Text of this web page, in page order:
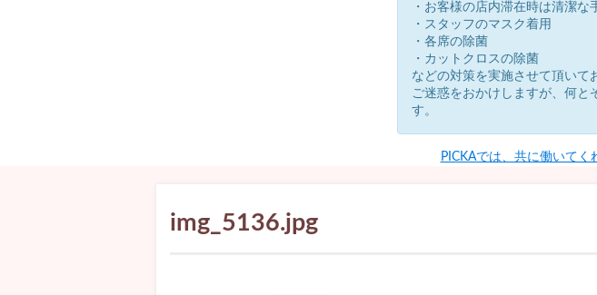
・お客様の店内滞在時は清潔な
・スタッフのマスク着用
・各席の除菌
・カットクロスの除菌
などの対策を実施させて頂いて
ご迷惑をおかけしますが、何と
す。
PICKAでは、共に働いて
img_5136.jpg